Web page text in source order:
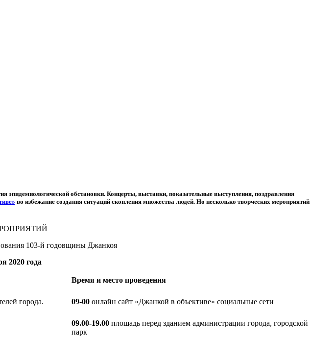
обстановки. Концерты, выставки, показательные выступления, поздравления
во избежание создания ситуаций скопления множества людей. Но несколько творческих мероприятий
103-й годовщины Джанкоя
2020 года
Время и место проведения
города. 09-00 онлайн сайт «Джанкой в объективе» социальные сети
09.00-19.00 площадь перед зданием администрации города, городской
парк